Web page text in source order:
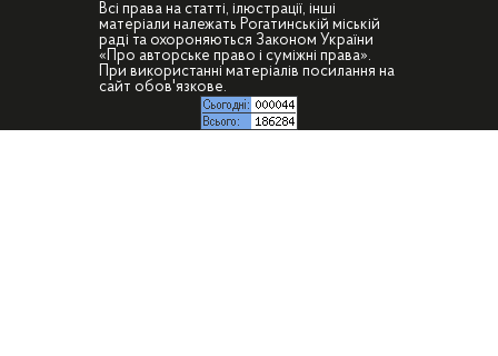
Всі права на статті, ілюстрації, інші
матеріали належать Рогатинській міській
раді та охороняються Законом України
«Про авторське право і суміжні права».
При використанні матеріалів посилання на
сайт обов'язкове.